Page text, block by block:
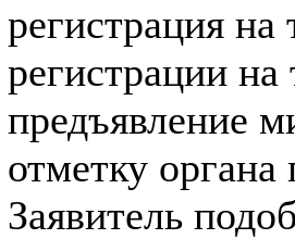
регистрация
регистрации
предъявление
отметку органа
Заявитель